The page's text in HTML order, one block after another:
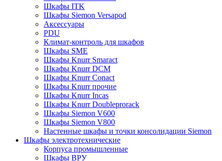
Шкафы ITK
Шкафы Siemon Versapod
Аксессуары
PDU
Климат-контроль для шкафов
Шкафы SME
Шкафы Knurr Smaract
Шкафы Knurr DCM
Шкафы Knurr Conact
Шкафы Knurr прочие
Шкафы Knurr Incas
Шкафы Knurr Doubleprorack
Шкафы Siemon V600
Шкафы Siemon V800
Настенные шкафы и точки консолидации Siemon
Шкафы электротехнические
Корпуса промышленные
Шкафы ВРУ